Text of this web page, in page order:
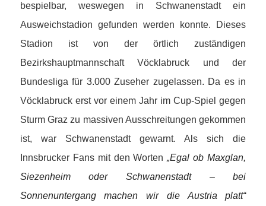
bespielbar, weswegen in Schwanenstadt ein
Ausweichstadion gefunden werden konnte. Dieses
Stadion ist von der örtlich zuständigen
Bezirkshauptmannschaft Vöcklabruck und der
Bundesliga für 3.000 Zuseher zugelassen. Da es in
Vöcklabruck erst vor einem Jahr im Cup-Spiel gegen
Sturm Graz zu massiven Ausschreitungen gekommen
ist, war Schwanenstadt gewarnt. Als sich die
Innsbrucker Fans mit den Worten„Egal ob Maxglan,
Siezenheim oder Schwanenstadt – bei
Sonnenuntergang machen wir die Austria platt“